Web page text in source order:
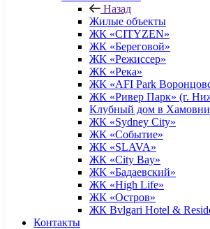
Назад
Жилые объекты
ЖК «CITYZEN»
ЖК «Береговой»
ЖК «Режиссер»
ЖК «Река»
ЖК «AFI Park
ЖК «Ривер Парк» (г.
Клубный дом в
ЖК «Sydney City»
ЖК «Событие»
ЖК «SLAVA»
ЖК «City Bay»
ЖК «Бадаевский»
ЖК «High Life»
ЖК «Остров»
ЖК Bvlgari Hotel &
Контакты